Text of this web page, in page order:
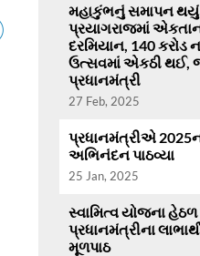
મહાકુંભનું સમાપન થયું
પ્રયાગરાજમાં
દરમિયાન, 140
ઉત્સવમાં એકઠી થઈ,
પ્રધાનમંત્રી
27 Feb, 2025
પ્રધાનમંત્રીએ
અભિનંદન પાઠવ્યા
25 Jan, 2025
સ્વામિત્વ યોજના હેઠળ
પ્રધાનમંત્રીના
મૂળપાઠ